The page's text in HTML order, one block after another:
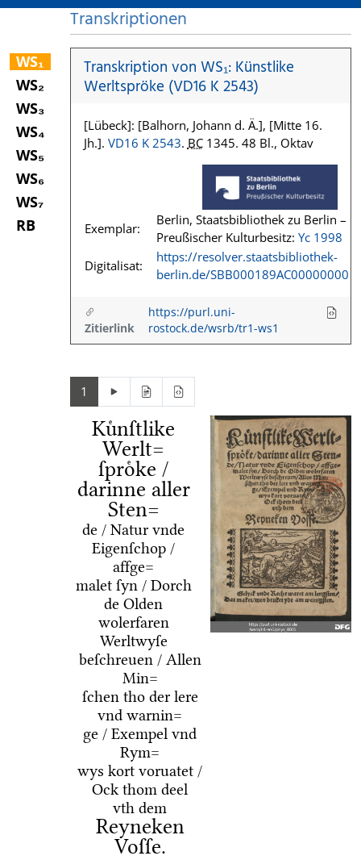
WS₁
WS₂
WS₃
WS₄
WS₅
WS₆
WS₇
RB
Transkriptionen
Transkription von WS₁: Künstlike
Werltspröke (VD16 K 2543)
[Lübeck]: [Balhorn, Johann d. Ä.], [Mitte 16.
Jh.]. VD16 K 2543. BC1345. 48 Bl., Oktav
Exemplar:
Berlin, Staatsbibliothek zu Berlin –
Preußischer Kulturbesitz: Yc 1998
Digitalisat:
https://resolver.staatsbibliothek-
berlin.de/SBB000189AC00000000
Zitierlink
https://purl.uni-
rostock.de/wsrb/tr1-ws1
1
Kuͤnſtlike
Werlt=
ſproͤke /
darinne aller
Sten=
de / Natur vnde
Eigenſchop /
affge=
malet ſyn / Dorch
de Olden
wolerfaren
Werltwyſe
beſchreuen / Allen
Min=
ſchen tho der lere
vnd warnin=
ge / Exempel vnd
Rym=
wys kort voruatet /
Ock thom deel
vth dem
Reyneken
Voſſe.